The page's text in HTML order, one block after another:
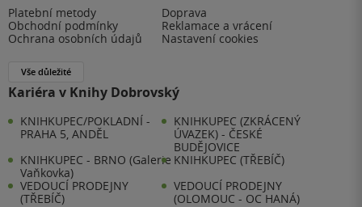
Platební metody
Doprava
Obchodní podmínky
Reklamace a vrácení
Ochrana osobních údajů
Nastavení cookies
Vše důležité
Kariéra v Knihy Dobrovský
KNIHKUPEC/POKLADNÍ -
PRAHA 5, ANDĚL
KNIHKUPEC (ZKRÁCENÝ
ÚVAZEK) - ČESKÉ
BUDĚJOVICE
KNIHKUPEC - BRNO (Galerie
Vaňkovka)
KNIHKUPEC (TŘEBÍČ)
VEDOUCÍ PRODEJNY
(TŘEBÍČ)
VEDOUCÍ PRODEJNY
(OLOMOUC - OC HANÁ)